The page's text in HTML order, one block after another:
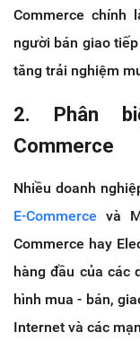
Commerce chính
người bán giao
tăng trải nghiệm
2. Phân
Commerce
Nhiều doanh
E-Commerce và
Commerce hay
hàng đầu của các
hình mua - bán,
Internet và các